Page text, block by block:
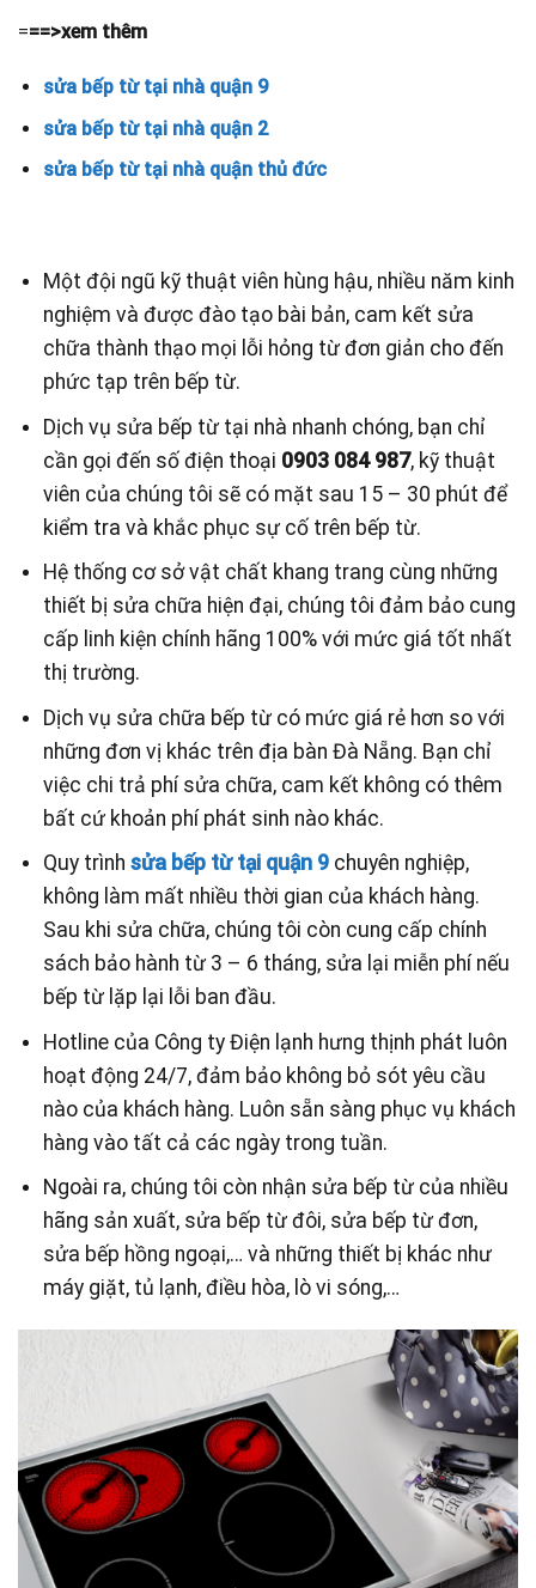
===>xem thêm
sửa bếp từ tại nhà quận 9
sửa bếp từ tại nhà quận 2
sửa bếp từ tại nhà quận thủ đức
Một đội ngũ kỹ thuật viên hùng hậu, nhiều năm kinh
nghiệm và được đào tạo bài bản, cam kết sửa
chữa thành thạo mọi lỗi hỏng từ đơn giản cho đến
phức tạp trên bếp từ.
Dịch vụ sửa bếp từ tại nhà nhanh chóng, bạn chỉ
cần gọi đến số điện thoại 0903 084 987, kỹ thuật
viên của chúng tôi sẽ có mặt sau 15 – 30 phút để
kiểm tra và khắc phục sự cố trên bếp từ.
Hệ thống cơ sở vật chất khang trang cùng những
thiết bị sửa chữa hiện đại, chúng tôi đảm bảo cung
cấp linh kiện chính hãng 100% với mức giá tốt nhất
thị trường.
Dịch vụ sửa chữa bếp từ có mức giá rẻ hơn so với
những đơn vị khác trên địa bàn Đà Nẵng. Bạn chỉ
việc chi trả phí sửa chữa, cam kết không có thêm
bất cứ khoản phí phát sinh nào khác.
Quy trình sửa bếp từ tại quận 9chuyên nghiệp,
không làm mất nhiều thời gian của khách hàng.
Sau khi sửa chữa, chúng tôi còn cung cấp chính
sách bảo hành từ 3 – 6 tháng, sửa lại miễn phí nếu
bếp từ lặp lại lỗi ban đầu.
Hotline của Công ty Điện lạnh hưng thịnh phát luôn
hoạt động 24/7, đảm bảo không bỏ sót yêu cầu
nào của khách hàng. Luôn sẵn sàng phục vụ khách
hàng vào tất cả các ngày trong tuần.
Ngoài ra, chúng tôi còn nhận sửa bếp từ của nhiều
hãng sản xuất, sửa bếp từ đôi, sửa bếp từ đơn,
sửa bếp hồng ngoại,… và những thiết bị khác như
máy giặt, tủ lạnh, điều hòa, lò vi sóng,…